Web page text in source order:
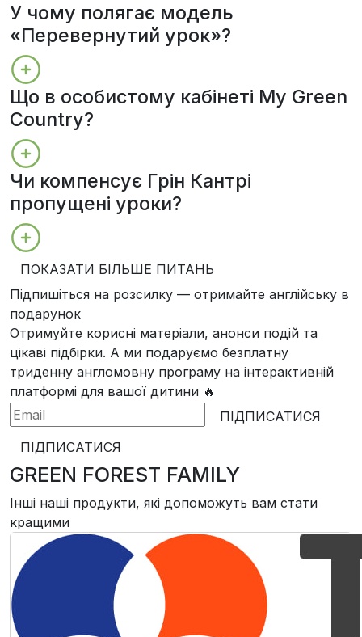
У чому полягає модель
«Перевернутий урок»?
Що в особистому кабінеті My Green
Country?
Чи компенсує Грін Кантрі
пропущені уроки?
ПОКАЗАТИ БІЛЬШЕ ПИТАНЬ
Підпишіться на розсилку — отримайте англійську в
подарунок
Отримуйте корисні матеріали, анонси подій та
цікаві підбірки. А ми подаруємо безплатну
триденну англомовну програму на інтерактивній
платформі для вашої дитини 🔥
ПІДПИСАТИСЯ
ПІДПИСАТИСЯ
GREEN FOREST FAMILY
Інші наші продукти, які допоможуть вам стати
кращими